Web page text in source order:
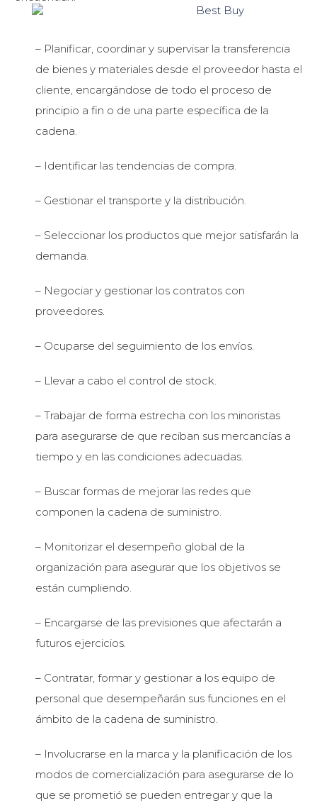
– Planificar, coordinar y supervisar la transferencia
de bienes y materiales desde el proveedor hasta el
cliente, encargándose de todo el proceso de
principio a fin o de una parte específica de la
cadena.
– Identificar las tendencias de compra.
– Gestionar el transporte y la distribución.
– Seleccionar los productos que mejor satisfarán la
demanda.
– Negociar y gestionar los contratos con
proveedores.
– Ocuparse del seguimiento de los envíos.
– Llevar a cabo el control de stock.
– Trabajar de forma estrecha con los minoristas
para asegurarse de que reciban sus mercancías a
tiempo y en las condiciones adecuadas.
– Buscar formas de mejorar las redes que
componen la cadena de suministro.
– Monitorizar el desempeño global de la
organización para asegurar que los objetivos se
están cumpliendo.
– Encargarse de las previsiones que afectarán a
futuros ejercicios.
– Contratar, formar y gestionar a los equipo de
personal que desempeñarán sus funciones en el
ámbito de la cadena de suministro.
– Involucrarse en la marca y la planificación de los
modos de comercialización para asegurarse de lo
que se prometió se pueden entregar y que la